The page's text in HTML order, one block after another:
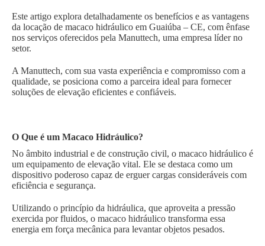
Este artigo explora detalhadamente os benefícios e as vantagens
da locação de macaco hidráulico em Guaiúba – CE, com ênfase
nos serviços oferecidos pela Manuttech, uma empresa líder no
setor.
A Manuttech, com sua vasta experiência e compromisso com a
qualidade, se posiciona como a parceira ideal para fornecer
soluções de elevação eficientes e confiáveis.
O Que é um Macaco Hidráulico?
No âmbito industrial e de construção civil, o macaco hidráulico é
um equipamento de elevação vital. Ele se destaca como um
dispositivo poderoso capaz de erguer cargas consideráveis com
eficiência e segurança.
Utilizando o princípio da hidráulica, que aproveita a pressão
exercida por fluidos, o macaco hidráulico transforma essa
energia em força mecânica para levantar objetos pesados.